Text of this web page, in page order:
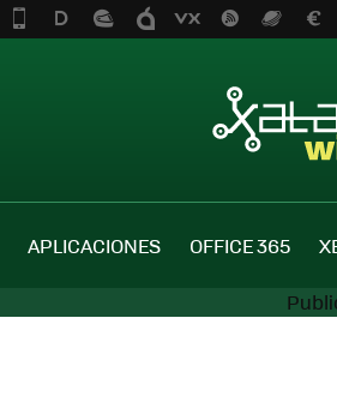
APLICACIONES OFFICE 365